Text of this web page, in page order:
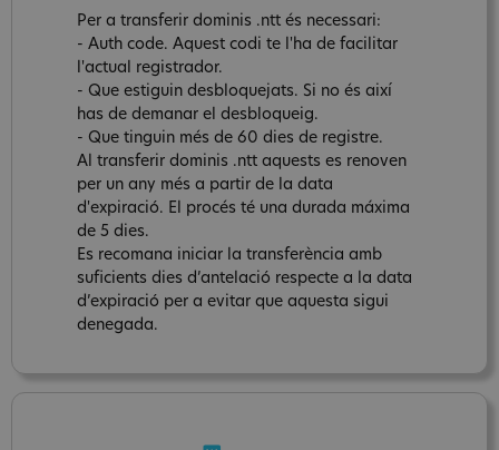
Per a transferir dominis .ntt és necessari:
- Auth code. Aquest codi te l'ha de facilitar
l'actual registrador.
- Que estiguin desbloquejats. Si no és així
has de demanar el desbloqueig.
- Que tinguin més de 60 dies de registre.
Al transferir dominis .ntt aquests es renoven
per un any més a partir de la data
d'expiració. El procés té una durada máxima
de 5 dies.
Es recomana iniciar la transferència amb
suficients dies d’antelació respecte a la data
d’expiració per a evitar que aquesta sigui
denegada.